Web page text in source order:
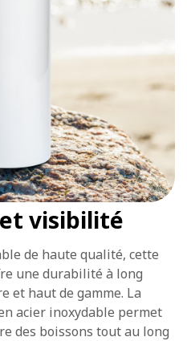
visibilité
de haute qualité, cette
une durabilité à long
et haut de gamme. La
acier inoxydable permet
des boissons tout au long